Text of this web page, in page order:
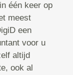
één keer op
meest
een
voor u
altijd
ook al